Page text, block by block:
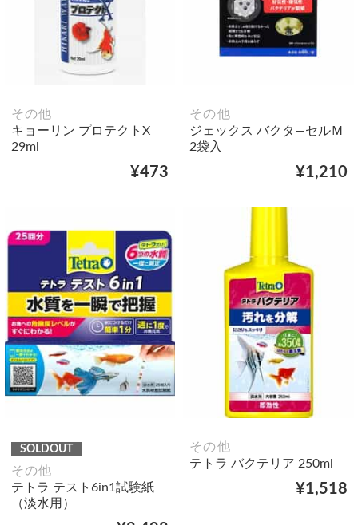
その他
キョーリン プロテクトX
29ml
¥473
その他
ジェックス バクタ―セルＭ
2袋入
¥1,210
SOLDOUT
その他
テトラ テスト6in1試験紙
（淡水用）
その他
テトラ バクテリア 250ml
¥1,518